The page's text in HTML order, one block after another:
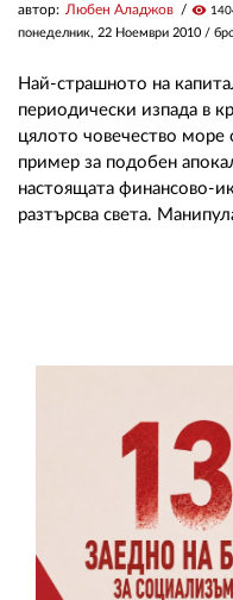
автор: Любен Аладжов visibility
понеделник, 22 Ноември 2010 /
Най-страшното на
периодически изпада в
цялото човечество море
пример за подобен
настоящата финансово-
разтърсва света.